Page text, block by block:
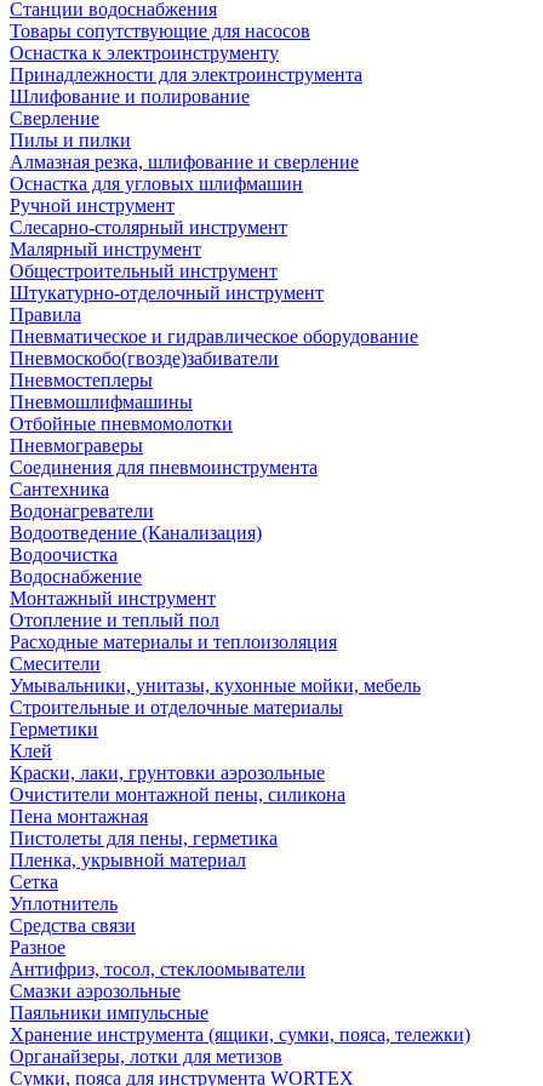
Станции водоснабжения
Товары сопутствующие для насосов
Оснастка к электроинструменту
Принадлежности для электроинструмента
Шлифование и полирование
Сверление
Пилы и пилки
Алмазная резка, шлифование и сверление
Оснастка для угловых шлифмашин
Ручной инструмент
Слесарно-столярный инструмент
Малярный инструмент
Общестроительный инструмент
Штукатурно-отделочный инструмент
Правила
Пневматическое и гидравлическое оборудование
Пневмоскобо(гвозде)забиватели
Пневмостеплеры
Пневмошлифмашины
Отбойные пневмомолотки
Пневмограверы
Соединения для пневмоинструмента
Сантехника
Водонагреватели
Водоотведение (Канализация)
Водоочистка
Водоснабжение
Монтажный инструмент
Отопление и теплый пол
Расходные материалы и теплоизоляция
Смесители
Умывальники, унитазы, кухонные мойки, мебель
Строительные и отделочные материалы
Герметики
Клей
Краски, лаки, грунтовки аэрозольные
Очистители монтажной пены, силикона
Пена монтажная
Пистолеты для пены, герметика
Пленка, укрывной материал
Сетка
Уплотнитель
Средства связи
Разное
Антифриз, тосол, стеклоомыватели
Смазки аэрозольные
Паяльники импульсные
Хранение инструмента (ящики, сумки, пояса, тележки)
Органайзеры, лотки для метизов
Сумки, пояса для инструмента WORTEX